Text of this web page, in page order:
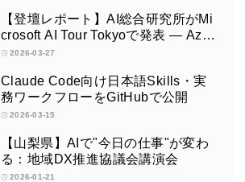
【登壇レポート】AI総合研究所がMi
crosoft AI Tour Tokyoで発表 ― Azur
e OpenAI × Fabric × TeamsによるAI
2026-03-27
Claude Code向け日本語Skills・実
務ワークフローをGitHubで公開
2026-03-15
【山梨県】AIで"今日の仕事"が変わ
る：地域DX推進協議会講演会
2026-01-21